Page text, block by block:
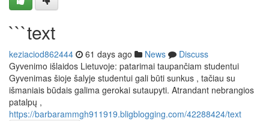
```text
keziaciod862444 61 days ago News
Discuss
Gyvenimo išlaidos Lietuvoje: patarimai taupančiam studentui
Gyvenimas šioje šalyje studentui gali būti sunkus , tačiau su
išmaniais būdais galima gerokai sutaupyti. Atrandant nebrangios
patalpų ,
https://barbarammgh911919.bligblogging.com/42288424/text